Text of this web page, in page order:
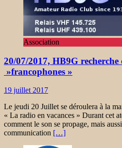
Association
20/07/2017, HB9G recherche
»francophones »
19 juillet 2017
Le jeudi 20 Juillet se déroulera à la
« La radio en vacances » Durant cet
comment le son se propage, mais
communication […]